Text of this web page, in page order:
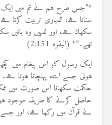
*”جس طرح ہم نے تم میں ایک
سناتا ہے، تمہاری تربیت کرتا
سکھاتا ہے، اور تمہیں وہ باتیں
تھے۔”* (البقرہ 2:151)
ایک رسول کو اس پیغام میں
ہوتی جسے اسے پہنچانا ہوتا
حکمت سکھانا اس صورت میں
حاصل کرنے کا طریقہ موجود
نے قرآن میں رکھا ہے، اور